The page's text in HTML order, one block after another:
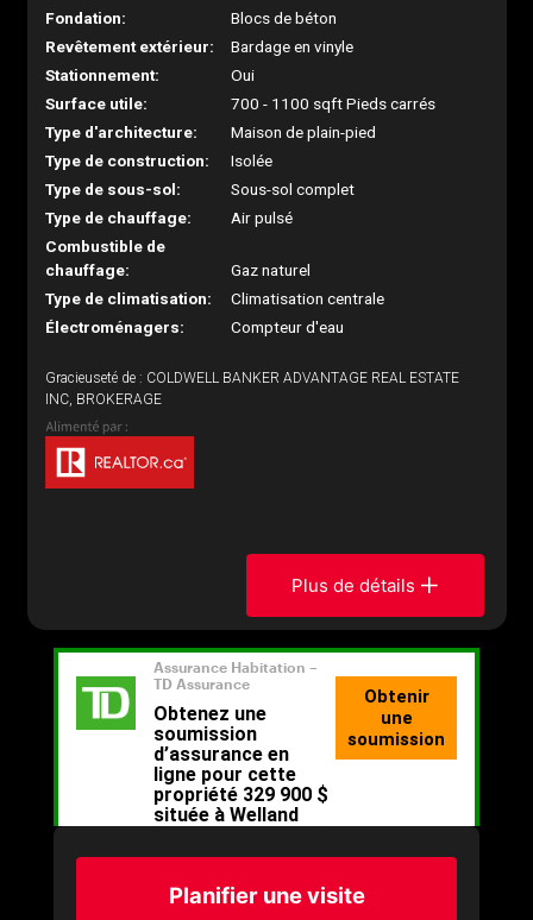
Fondation:
Blocs de béton
Revêtement extérieur:
Bardage en vinyle
Stationnement:
Oui
Surface utile:
700 - 1100 sqft Pieds carrés
Type d'architecture:
Maison de plain-pied
Type de construction:
Isolée
Type de sous-sol:
Sous-sol complet
Type de chauffage:
Air pulsé
Combustible de
chauffage:
Gaz naturel
Type de climatisation:
Climatisation centrale
Électroménagers:
Compteur d'eau
Gracieuseté de : COLDWELL BANKER ADVANTAGE REAL ESTATE
INC, BROKERAGE
Plus de détails
Planifier une visite